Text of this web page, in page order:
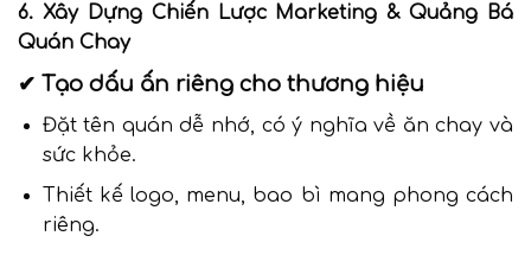
6. Xây Dựng Chiến Lược Marketing & Quảng Bá
Quán Chay
✔ Tạo dấu ấn riêng cho thương hiệu
Đặt tên quán dễ nhớ, có ý nghĩa về ăn chay và
sức khỏe.
Thiết kế logo, menu, bao bì mang phong cách
riêng.